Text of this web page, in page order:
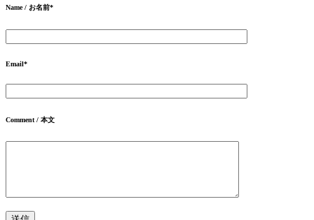
Name / お名前*
Email*
Comment / 本文